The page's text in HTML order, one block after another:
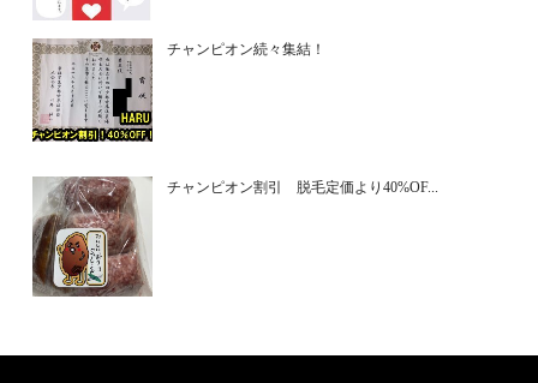
チャンピオン続々集結！
チャンピオン割引 脱毛定価より40%OF...